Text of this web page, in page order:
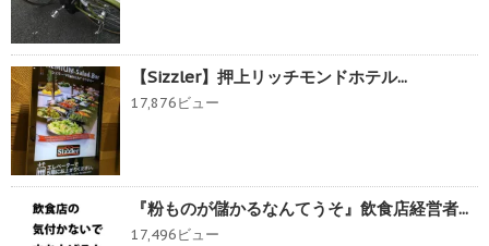
【Sizzler】押上リッチモンドホテル...
17,876ビュー
『粉ものが儲かるなんてうそ』飲食店経営者...
17,496ビュー